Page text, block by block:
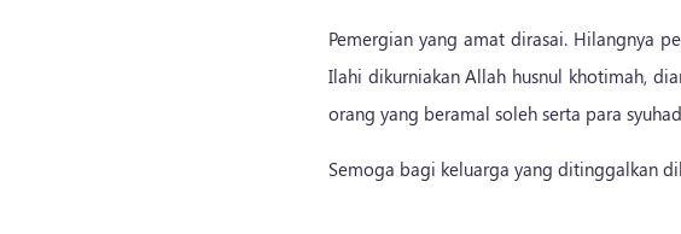
Pemergian yang amat dirasai. Hilangnya
Ilahi dikurniakan Allah husnul khotimah,
orang yang beramal soleh serta para
Semoga bagi keluarga yang ditinggalkan